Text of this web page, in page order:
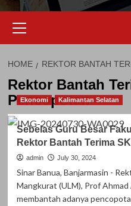
Menu
HOME REKTOR BANTAH
Rektor Bantah
Pencopotan
Ekonomi Kalimantan Selatan
Sebelas Guru Besar
Rektor Bantah Terima
admin July 30, 2024
Sinar Banua, Banjarmasin -
Mangkurat (ULM), Prof
membantah adanya